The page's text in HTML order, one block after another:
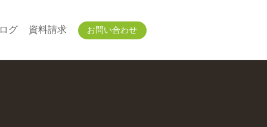
グ 資料請求 お問い合わせ